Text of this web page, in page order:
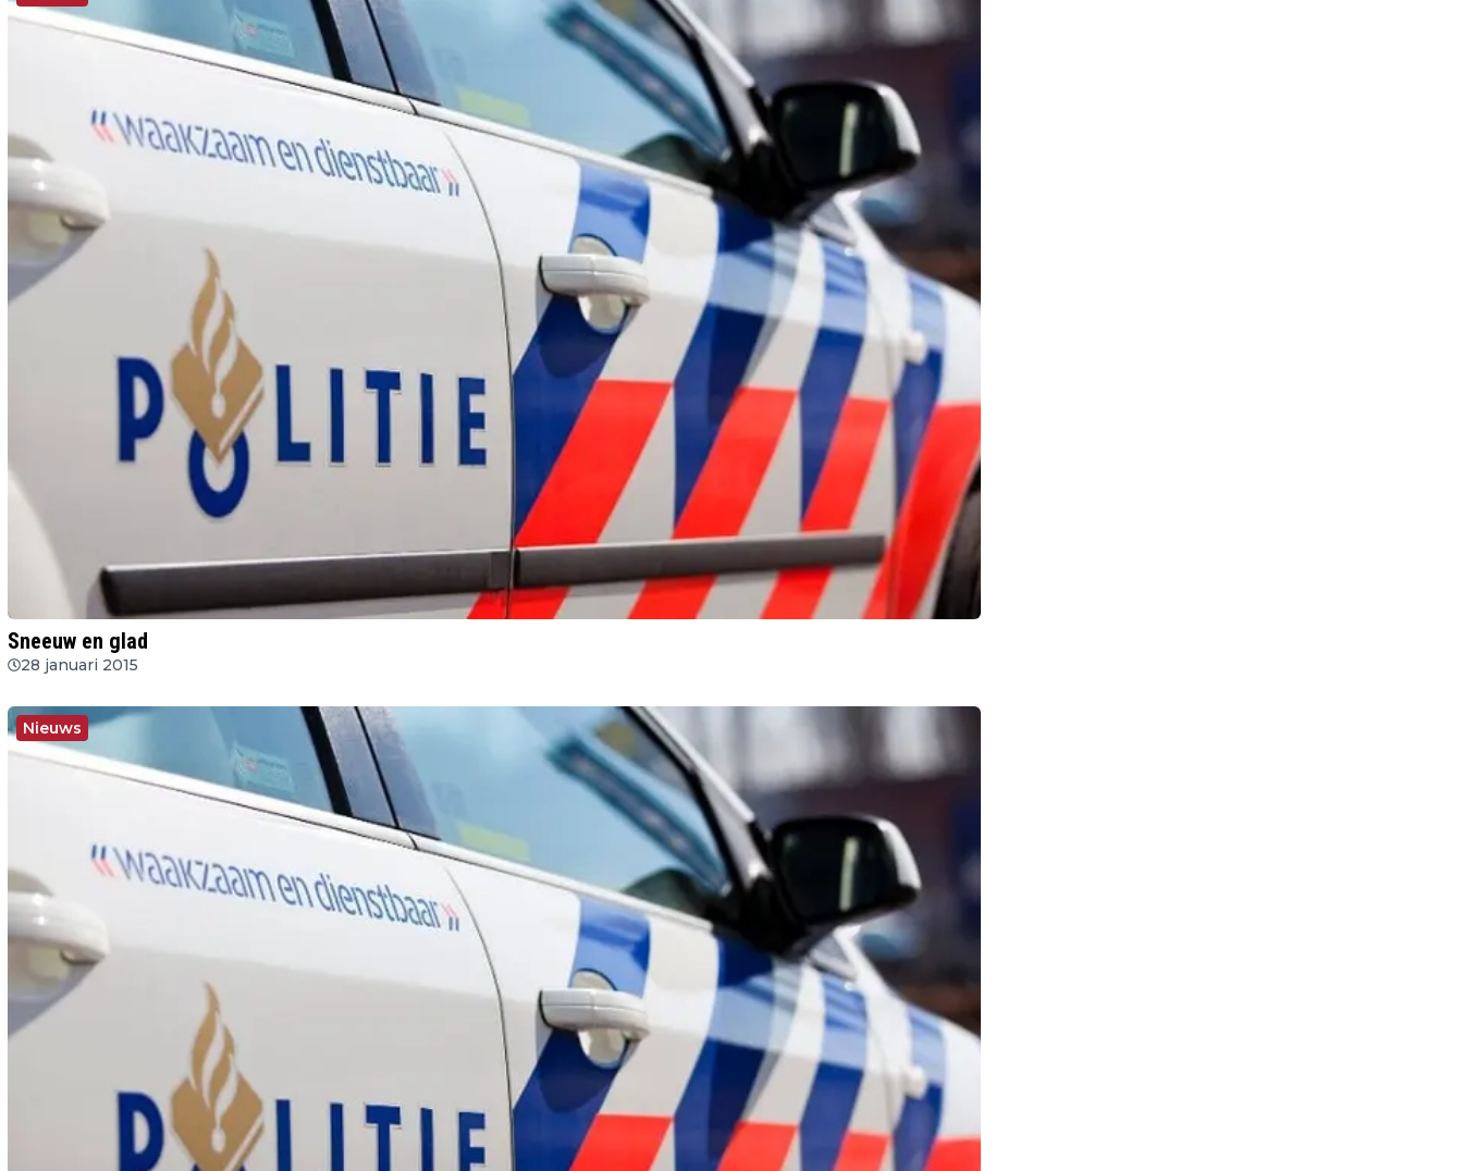
Sneeuw en glad
28 januari 2015
Nieuws